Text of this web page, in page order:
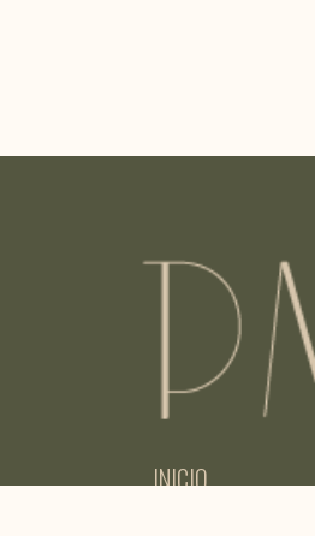
INICIO